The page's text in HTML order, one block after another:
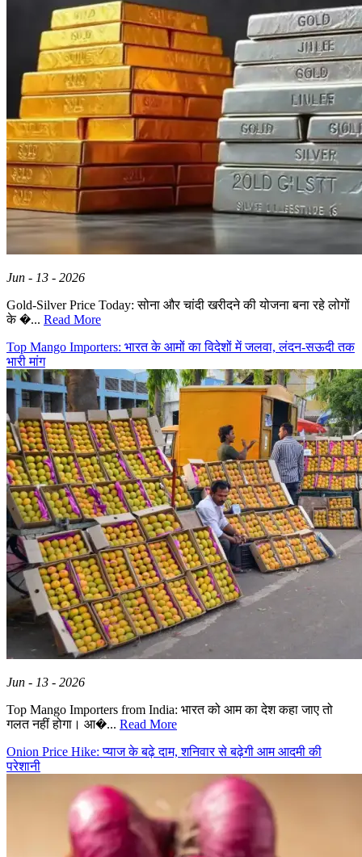
Jun - 13 - 2026
Gold-Silver Price Today: सोना और चांदी खरीदने की योजना बना रहे लोगों
के �... Read More
Top Mango Importers: भारत के आमों का विदेशों में जलवा, लंदन-सऊदी तक
भारी मांग
Jun - 13 - 2026
Top Mango Importers from India: भारत को आम का देश कहा जाए तो
गलत नहीं होगा। आ�... Read More
Onion Price Hike: प्याज के बढ़े दाम, शनिवार से बढ़ेगी आम आदमी की
परेशानी